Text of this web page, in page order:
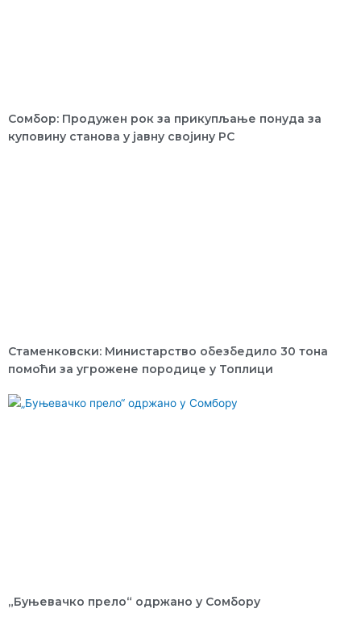
Сомбор: Продужен рок за прикупљање понуда за
куповину станова у јавну својину РС
Стаменковски: Министарство обезбедило 30 тона
помоћи за угрожене породице у Топлици
„Буњевачко прело“ одржано у Сомбору